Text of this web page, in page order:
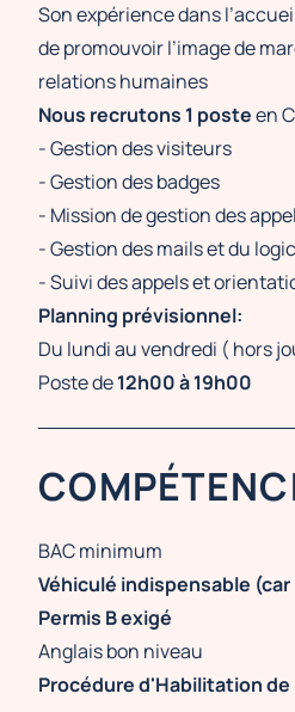
Son expérience dans
de promouvoir l’image de
relations humaines
Nous recrutons 1 posteen
- Gestion des visiteurs
- Gestion des badges
- Mission de gestion des
- Gestion des mails et du
- Suivi des appels et
Planning prévisionnel:
Du lundi au vendredi ( hors
Poste de12h00 à 19h00
BAC minimum
Véhiculé indispensable
Permis B exigé
Anglais bon niveau
Procédure d'Habilitation